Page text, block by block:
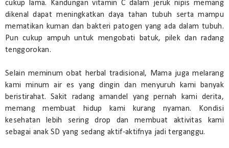
cukup lama. Kandungan vitamin C dalam jeruk nipis memang
dikenal dapat meningkatkan daya tahan tubuh serta mampu
mematikan kuman dan bakteri patogen yang ada dalam tubuh.
Pun cukup ampuh untuk mengobati batuk, pilek dan radang
tenggorokan.
Selain meminum obat herbal tradisional, Mama juga melarang
kami minum air es yang dingin dan menyuruh kami banyak
beristirahat. Sakit radang amandel yang pernah kami derita,
memang membuat hidup kami kurang nyaman. Kondisi
kesehatan lebih sering drop dan membuat aktivitas kami
sebagai anak SD yang sedang aktif-aktifnya jadi terganggu.